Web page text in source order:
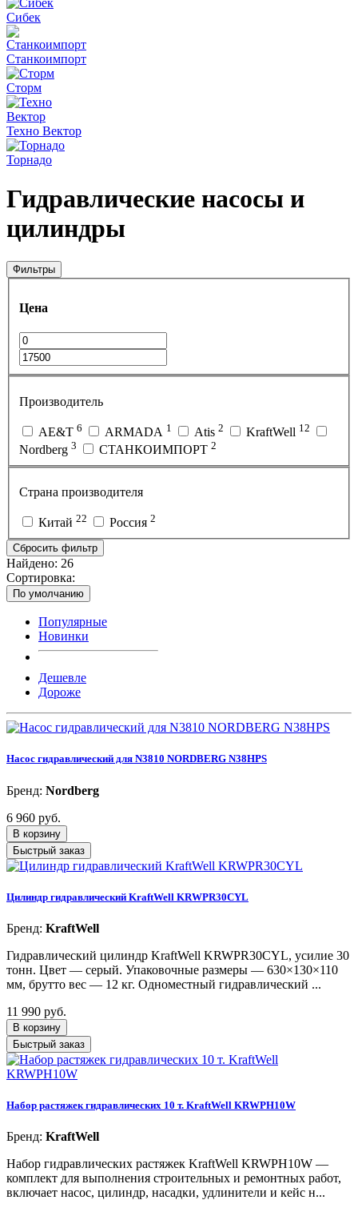
Сибек
Станкоимпорт
Сторм
Техно Вектор
Торнадо
Гидравлические насосы и
цилиндры
Фильтры
Цена
Производитель
AE&T 6 ARMADA 1 Atis 2 KraftWell 12
Nordberg 3 СТАНКОИМПОРТ 2
Страна производителя
Китай 22 Россия 2
Сбросить фильтр
Найдено: 26
Сортировка:
По умолчанию
Популярные
Новинки
Дешевле
Дороже
Насос гидравлический для N3810 NORDBERG N38HPS
Бренд: Nordberg
6 960 руб.
В корзину
Быстрый заказ
Цилиндр гидравлический KraftWell KRWPR30CYL
Бренд: KraftWell
Гидравлический цилиндр KraftWell KRWPR30CYL, усилие 30
тонн. Цвет — серый. Упаковочные размеры — 630×130×110
мм, брутто вес — 12 кг. Одноместный гидравлический ...
11 990 руб.
В корзину
Быстрый заказ
Набор растяжек гидравлических 10 т. KraftWell KRWPH10W
Бренд: KraftWell
Набор гидравлических растяжек KraftWell KRWPH10W —
комплект для выполнения строительных и ремонтных работ,
включает насос, цилиндр, насадки, удлинители и кейс н...